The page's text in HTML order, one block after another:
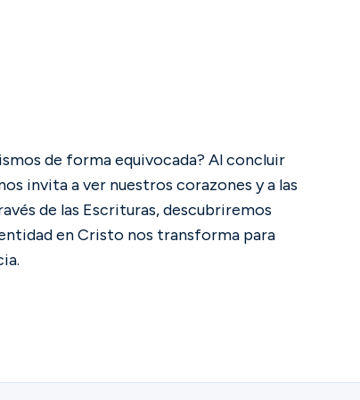
de forma equivocada? Al concluir
invita a ver nuestros corazones y a las
de las Escrituras, descubriremos
en Cristo nos transforma para